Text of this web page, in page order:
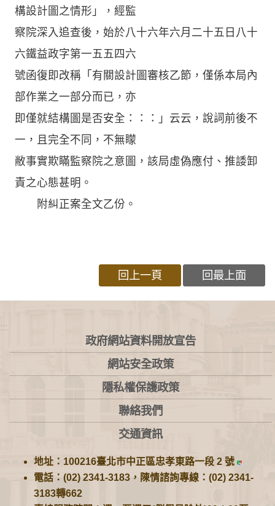
構設計圖之情形」，經監
察院深入追查後，始於八十六年六月二十五日八十
六鐵益政字第一五五四六
號函復即改稱「有關設計圖審核乙節，僅係本局內
部作業之一部分而已，亦
即僅就結構圖是否安全：：：」云云，說詞前後不
一，且完全不同，不無矇
敝事實欺瞞監察院之意圖，該局虛偽應付、推諉卸
責之心態甚明。
附糾正案全文乙份。
回上一頁 回最上面
:::
政府網站資料開放宣告
網站安全政策
隱私權保護政策
聯絡我們
交通資訊
地址：100216臺北市中正區忠孝東路一段 2 號
電話：(02) 2341-3183，陳情諮詢專線：(02) 2341-
3183轉662